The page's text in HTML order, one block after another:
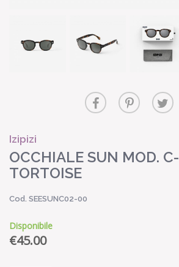
Izipizi
OCCHIALE SUN MOD. C-
TORTOISE
Cod. SEESUNC02-00
Disponibile
€45.00